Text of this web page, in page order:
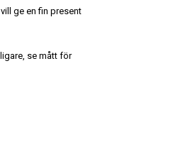
ge en fin present
se mått för